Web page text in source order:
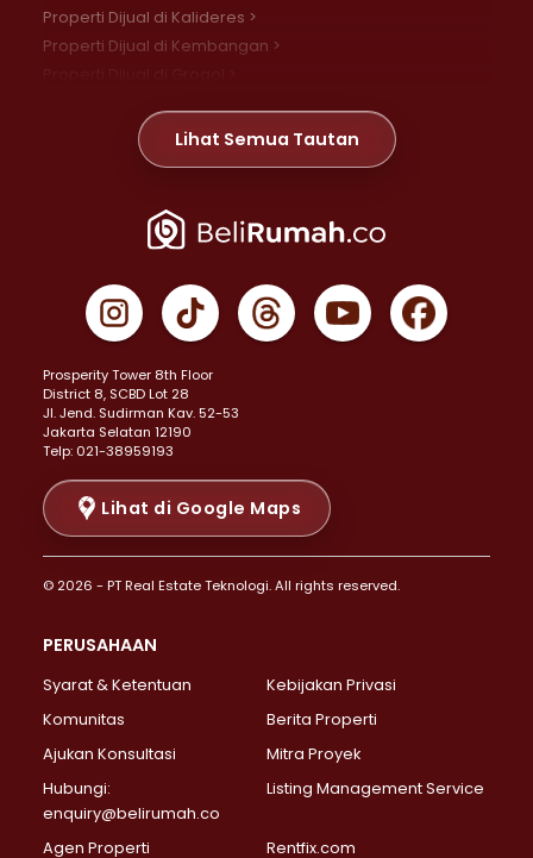
Properti Dijual di Kalideres >
Properti Dijual di Kembangan >
Properti Dijual di Meruya >
Properti Dijual di Jelambar >
Properti Dijual di Jakarta Pusat >
Properti Dijual di Gambir >
Properti Dijual di Johar Baru >
Properti Dijual di Menteng >
Properti Dijual di Senen >
Properti Dijual di Tanah Abang >
Properti Dijual di Cikini >
Properti Dijual di Kramat >
Properti Dijual di Pasar Baru >
Properti Dijual di Bendungan Hilir >
Properti Dijual di Jakarta Selatan >
Properti Dijual di Lebak Bulus >
Properti Dijual di Gandaria Selatan >
Properti Dijual di Pondok Labu >
Properti Dijual di Lenteng Agung >
Properti Dijual di Senayan >
Lihat Semua Tautan
Prosperity Tower 8th Floor
District 8, SCBD Lot 28
JI. Jend. Sudirman Kav. 52-53
Jakarta Selatan 12190
Telp: 021-38959193
Lihat di Google Maps
© 2026 - PT Real Estate Teknologi. All rights reserved.
PERUSAHAAN
Syarat & Ketentuan
Kebijakan Privasi
Komunitas
Berita Properti
Ajukan Konsultasi
Mitra Proyek
Hubungi:
enquiry@belirumah.co
Listing Management Service
Agen Properti Rentfix.com